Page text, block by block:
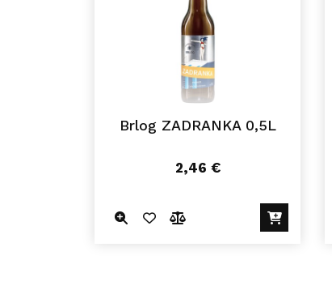
Brlog ZADRANKA 0,5L
2,46 €